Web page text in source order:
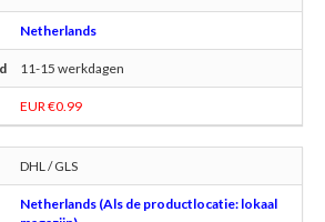
Netherlands
11-15 werkdagen
EUR €0.99
DHL / GLS
Netherlands (Als de productlocatie: lokaal